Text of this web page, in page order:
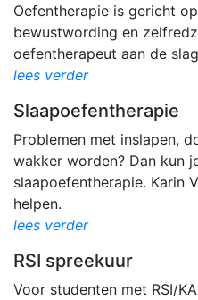
Oefentherapie is gericht
bewustwording en
oefentherapeut aan de
lees verder
Slaapoefentherapie
Problemen met inslapen,
wakker worden? Dan kun
slaapoefentherapie. Karin
helpen.
lees verder
RSI spreekuur
Voor studenten met RSI/